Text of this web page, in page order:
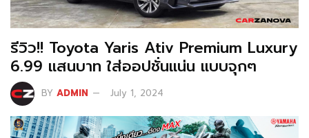
รีวิว!! Toyota Yaris Ativ Premium Luxury
6.99 แสนบาท ใส่ออปชั่นแน่น แบบจุกๆ
BY ADMIN July 1, 2024